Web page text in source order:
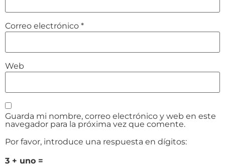
Correo electrónico *
Web
Guarda mi nombre, correo electrónico y web en este
navegador para la próxima vez que comente.
Por favor, introduce una respuesta en dígitos:
3 + uno =